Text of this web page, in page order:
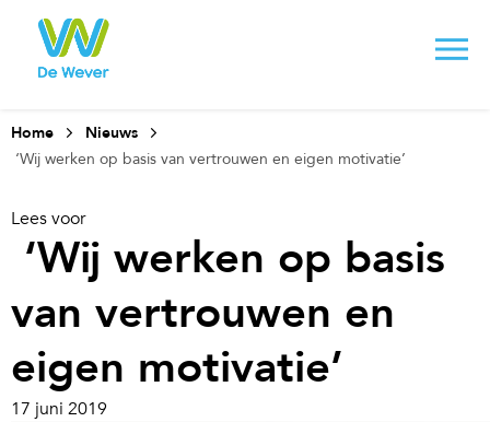
Home
Nieuws
‘Wij werken op basis van vertrouwen en eigen motivatie’
Lees voor
‘Wij werken op basis
van vertrouwen en
eigen motivatie’
17 juni 2019